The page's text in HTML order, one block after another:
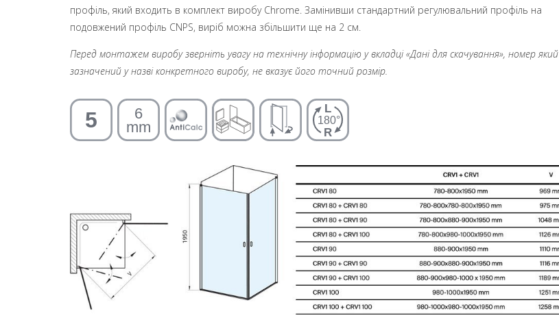
профіль, який входить в комплект виробу Chrome. Замінивши стандартний регулювальний профіль на
подовжений профіль CNPS, виріб можна збільшити ще на 2 см.
Перед монтажем виробу зверніть увагу на технічну інформацію у вкладці «Дані для скачування», номер який
зазначений у назві конкретного виробу, не вказує його точний розмір.